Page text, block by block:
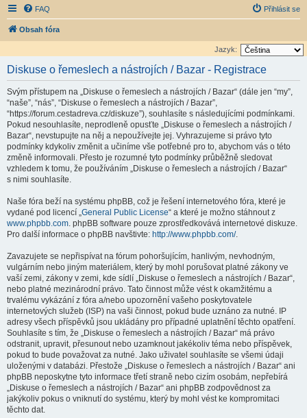
FAQ Přihlásit se
Obsah fóra
Jazyk:
Diskuse o řemeslech a nástrojích / Bazar - Registrace
Svým přístupem na „Diskuse o řemeslech a nástrojích / Bazar“ (dále jen “my”,
“naše”, “nás”, “Diskuse o řemeslech a nástrojích / Bazar”,
“https://forum.cestadreva.cz/diskuze”), souhlasíte s následujícími podmínkami.
Pokud nesouhlasíte, neprodleně opusťte „Diskuse o řemeslech a nástrojích /
Bazar“, nevstupujte na něj a nepoužívejte jej. Vyhrazujeme si právo tyto
podmínky kdykoliv změnit a učiníme vše potřebné pro to, abychom vás o této
změně informovali. Přesto je rozumné tyto podmínky průběžně sledovat
vzhledem k tomu, že používáním „Diskuse o řemeslech a nástrojích / Bazar“
s nimi souhlasíte.
Naše fóra beží na systému phpBB, což je řešení internetového fóra, které je
vydané pod licencí „General Public License“ a které je možno stáhnout z
www.phpbb.com. phpBB software pouze zprostředkovává internetové diskuze.
Pro další informace o phpBB navštivte: http://www.phpbb.com/.
Zavazujete se nepřispívat na fórum pohoršujícím, hanlivým, nevhodným,
vulgárním nebo jiným materiálem, který by mohl porušovat platné zákony ve
vaší zemi, zákony v zemi, kde sídlí „Diskuse o řemeslech a nástrojích / Bazar“,
nebo platné mezinárodní právo. Tato činnost může vést k okamžitému a
trvalému vykázání z fóra a/nebo upozornění vašeho poskytovatele
internetových služeb (ISP) na vaši činnost, pokud bude uznáno za nutné. IP
adresy všech příspěvků jsou ukládány pro případné uplatnění těchto opatření.
Souhlasíte s tím, že „Diskuse o řemeslech a nástrojích / Bazar“ má právo
odstranit, upravit, přesunout nebo uzamknout jakékoliv téma nebo příspěvek,
pokud to bude považovat za nutné. Jako uživatel souhlasíte se všemi údaji
uloženými v databázi. Přestože „Diskuse o řemeslech a nástrojích / Bazar“ ani
phpBB neposkytne tyto informace třetí straně nebo cizím osobám, nepřebírá
„Diskuse o řemeslech a nástrojích / Bazar“ ani phpBB zodpovědnost za
jakýkoliv pokus o vniknutí do systému, který by mohl vést ke kompromitaci
těchto dat.